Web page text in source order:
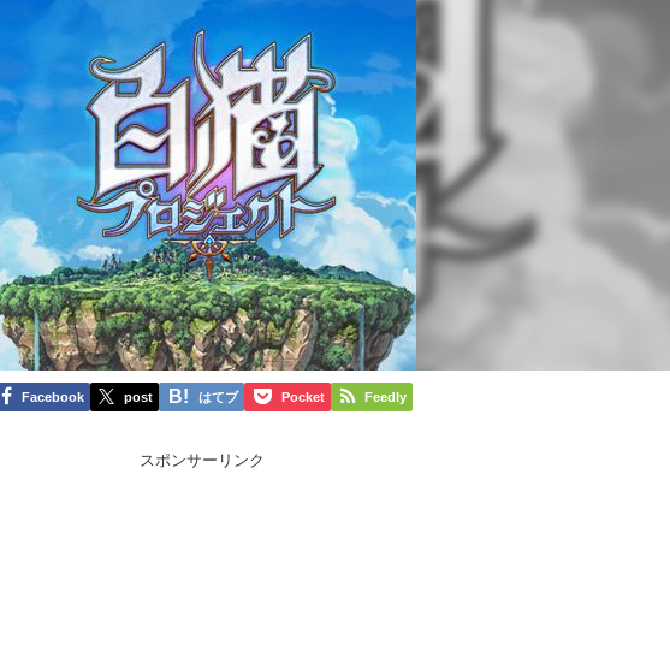
Facebook post はてブ Pocket Feedly
スポンサーリンク